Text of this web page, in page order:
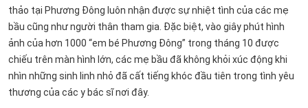
thảo tại Phương Đông luôn nhận được sự nhiệt tình của các mẹ
bầu cũng như người thân tham gia. Đặc biệt, vào giây phút hình
ảnh của hơn 1000 “em bé Phương Đông” trong tháng 10 được
chiếu trên màn hình lớn, các mẹ bầu đã không khỏi xúc động khi
nhìn những sinh linh nhỏ đã cất tiếng khóc đầu tiên trong tình yêu
thương của các y bác sĩ nơi đây.